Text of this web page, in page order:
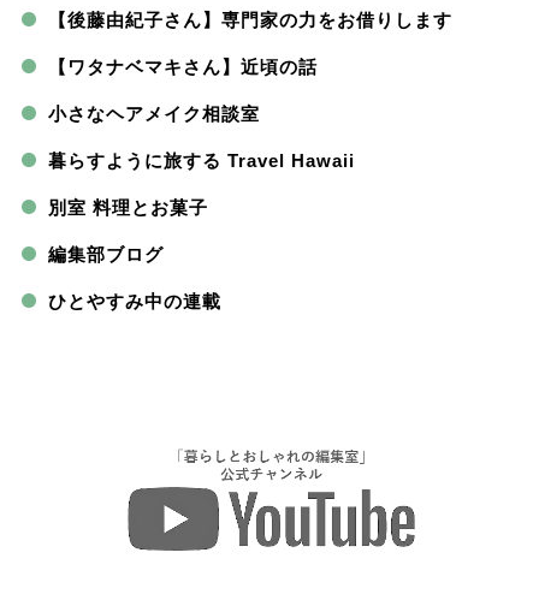
【後藤由紀子さん】専門家の力をお借りします
【ワタナベマキさん】近頃の話
小さなヘアメイク相談室
暮らすように旅する Travel Hawaii
別室 料理とお菓子
編集部ブログ
ひとやすみ中の連載